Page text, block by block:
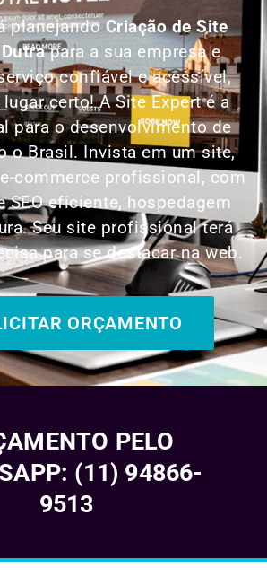
planejandoCriação de Site
para a sua empresa e
confiável e acessível,
certo! A Site Expert é a
para o desenvolvimento de
o Brasil. Invista em um site,
commerce profissional, com
SEO eficiente, hospedagem
Seu site profissional terá
para se destacar na web.
ORÇAMENTO
PELO
(11) 94866-
9513